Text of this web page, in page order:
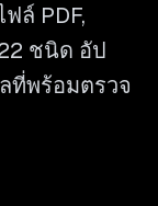
ล์ PDF,
ชนิด อัป
ที่พร้อมตรวจ